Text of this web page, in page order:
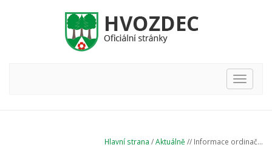
Hlavní
nabídka
Hlavní strana /Aktuálně // Informace ordinač...